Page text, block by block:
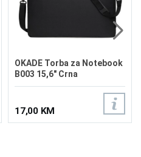
OKADE Torba za Notebook
B003 15,6" Crna
17,00 KM